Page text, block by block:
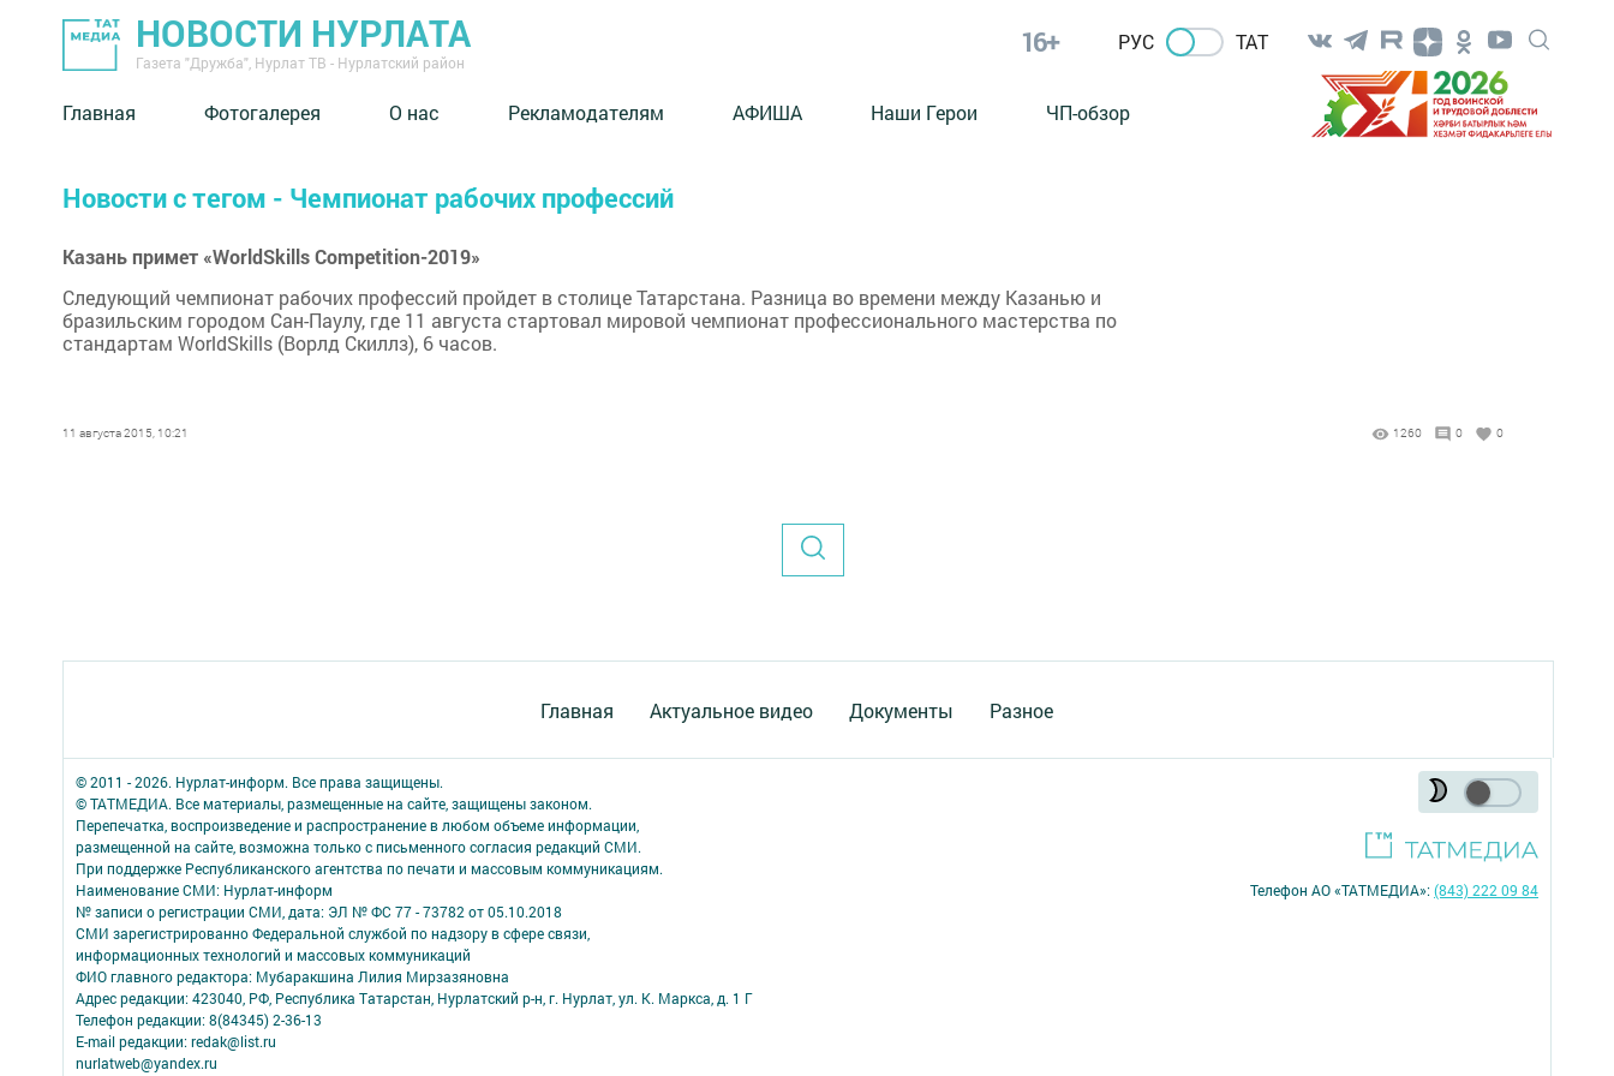
НОВОСТИ НУРЛАТА
Газета "Дружба", Нурлат ТВ - Нурлатский район
16+ РУС ТАТ
Главная Фотогалерея О нас Рекламодателям АФИША Наши Герои ЧП-обзор
Новости с тегом - Чемпионат рабочих профессий
Казань примет «WorldSkills Competition-2019»
Следующий чемпионат рабочих профессий пройдет в столице Татарстана. Разница во времени между Казанью и
бразильским городом Сан-Паулу, где 11 августа стартовал мировой чемпионат профессионального мастерства по
стандартам WorldSkills (Ворлд Скиллз), 6 часов.
11 августа 2015, 10:21 1260 0 0
Главная Актуальное видео Документы Разное
© 2011 - 2026. Нурлат-⁠информ. Все права защищены.
© ТАТМЕДИА. Все материалы, размещенные на сайте, защищены законом.
Перепечатка, воспроизведение и распространение в любом объеме информации,
размещенной на сайте, возможна только с письменного согласия редакций СМИ.
При поддержке Республиканского агентства по печати и массовым коммуникациям.
Наименование СМИ: Нурлат-⁠информ
№ записи о регистрации СМИ, дата: ЭЛ № ФС 77 -⁠ 73782 от 05.10.2018
СМИ зарегистрированно Федеральной службой по надзору в сфере связи,
информационных технологий и массовых коммуникаций
ФИО главного редактора: Мубаракшина Лилия Мирзазяновна
Адрес редакции: 423040, РФ, Республика Татарстан, Нурлатский р-н, г. Нурлат, ул. К. Маркса, д. 1 Г
Телефон редакции: 8(84345) 2-36-13
E-mail редакции: redak@list.ru
nurlatweb@yandex.ru
Телефон АО «ТАТМЕДИА»:(843) 222 09 84